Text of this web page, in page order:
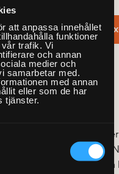
att anpassa innehållet
funktioner
trafik. Vi
och annan
medier och
samarbetar med.
med annan
eller som de har
tjänster.
Boka en
dina ”nya” digitala
och deras kanalplatser. N
ngliga i en